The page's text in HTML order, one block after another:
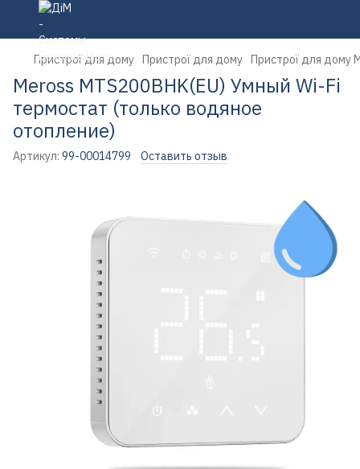
Пристрої для дому Пристрої для дому Пристрої для дому
Meross MTS200BHK(EU) Умный Wi-Fi
термостат (только водяное
отопление)
Артикул: 99-00014799 Оставить отзыв